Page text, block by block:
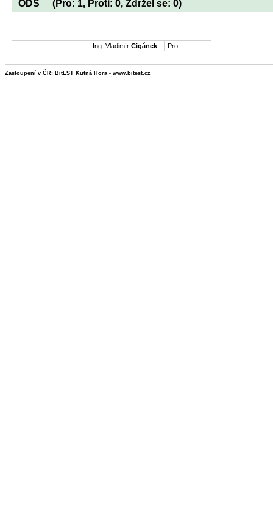
ODS (Pro: 1, Proti: 0, Zdržel se: 0)
Ing. Vladimír Cigánek : Pro
Zastoupení v ČR: BitEST Kutná Hora - www.bitest.cz